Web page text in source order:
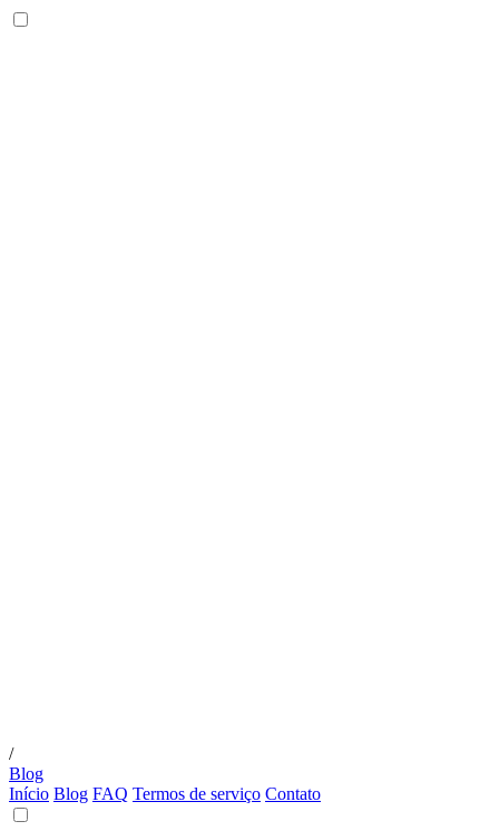
/
Blog
Início Blog FAQ Termos de serviço Contato